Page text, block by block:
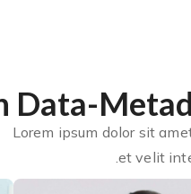
Lorem ipsum dolor sit
et velit